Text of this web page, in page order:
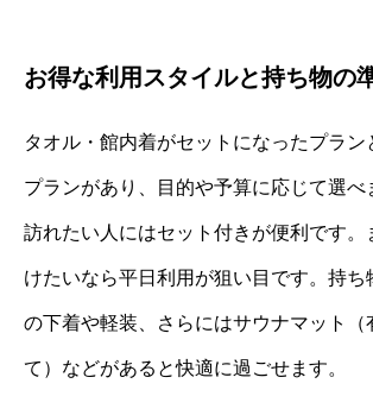
お得な利用スタイルと持ち物の
タオル・館内着がセットになったプラン
プランがあり、目的や予算に応じて選べ
訪れたい人にはセット付きが便利です。
けたいなら平日利用が狙い目です。持ち
の下着や軽装、さらにはサウナマット（
て）などがあると快適に過ごせます。